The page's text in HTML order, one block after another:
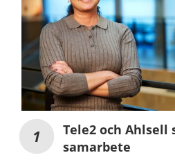
Tele2 och
samarbete